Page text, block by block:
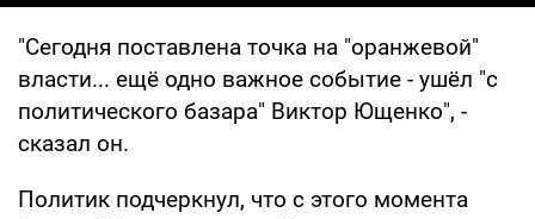
"Сегодня поставлена точка на "оранжевой"
власти... ещё одно важное событие - ушёл "с
политического базара" Виктор Ющенко", -
сказал он.
Политик подчеркнул, что с этого момента